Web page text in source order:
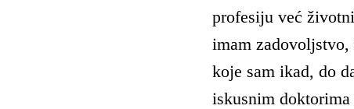
profesiju već
imam
koje sam ikad, do
iskusnim doktorima